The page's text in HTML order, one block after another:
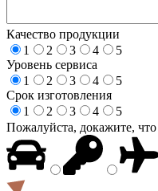
Качество продукции
1
2 3 4
5
Уровень сервиса
1
2 3 4
5
Срок изготовления
1
2 3 4
5
Пожалуйста, докажите,